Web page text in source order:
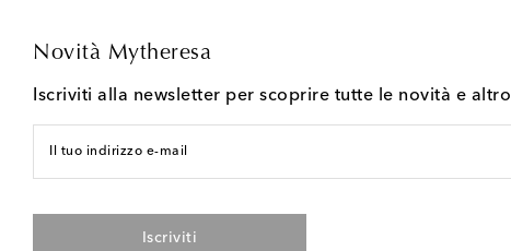
Novità Mytheresa
Iscriviti alla newsletter per scoprire tutte le novità e altro
Il tuo indirizzo e-mail
Iscriviti